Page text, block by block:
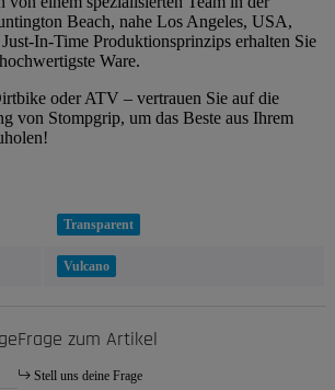
Beach, nahe Los Angeles, USA,
In-Time Produktionsprinzips erhalten Sie
Ware.
oder ATV – vertrauen Sie auf die
von Stompgrip, um das Beste aus Ihrem
Transparent
Vulcano
Frage zum Artikel
Stell uns deine Frage